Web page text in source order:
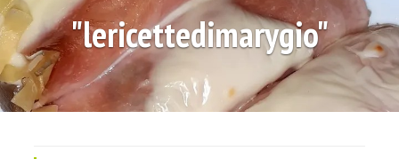
"lericettedimarygio"